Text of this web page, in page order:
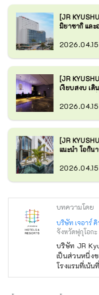
[JR
มิยาซากิ และ
2026.04.15
[JR
เงียบสงบ เ
2026.04.15
[JR
แนะนำ โอกิน
2026.04.15
บทความโดย
บริษัท เจอาร์
จังหวัดฟุกุโอกะ
บริษัท JR
เป็นส่วนหนึ่ง
โรงแรมที่เน้
โออิตะ คุมาโ